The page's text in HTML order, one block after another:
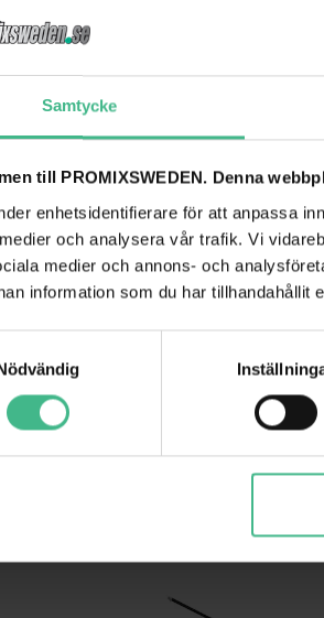
Samtycke
till PROMIXSWEDEN. Denna
enhetsidentifierare för att anpassa
och analysera vår trafik. Vi
medier och annons- och
information som du har
953 kr
GÅ TILL PRODUKT